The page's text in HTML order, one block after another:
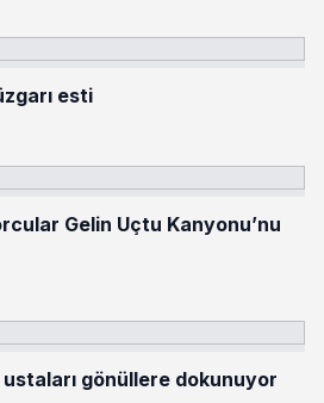
esti
Gelin Uçtu Kanyonu’nu
gönüllere dokunuyor